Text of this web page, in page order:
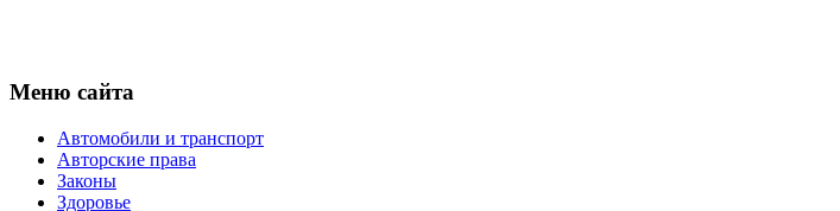
Меню сайта
Автомобили и транспорт
Авторские права
Законы
Здоровье